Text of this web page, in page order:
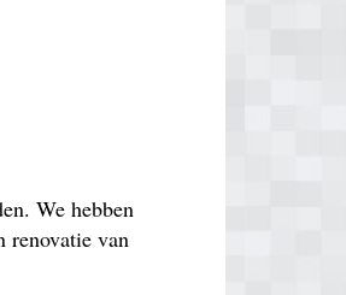
We hebben
renovatie van